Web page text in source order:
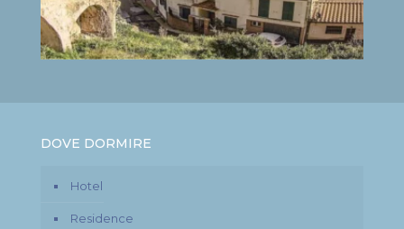
DOVE DORMIRE
Hotel
Residence